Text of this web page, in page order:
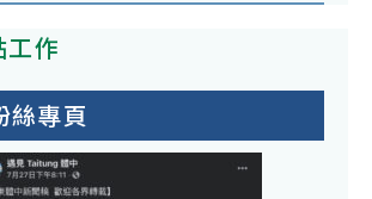
工作
絲專頁